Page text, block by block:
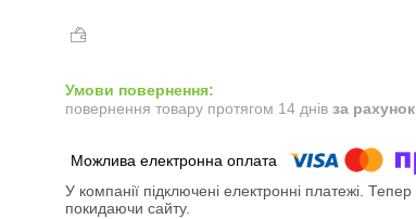
повернення товару протягом 14 днів за
У компанії підключені електронні платежі.
покидаючи сайту.